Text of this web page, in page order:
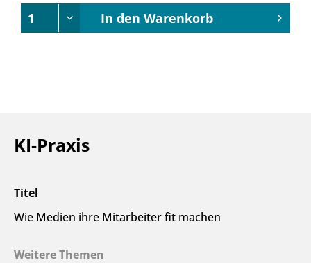
In den Warenkorb
KI-Praxis
Titel
Wie Medien ihre Mitarbeiter fit machen
Weitere Themen